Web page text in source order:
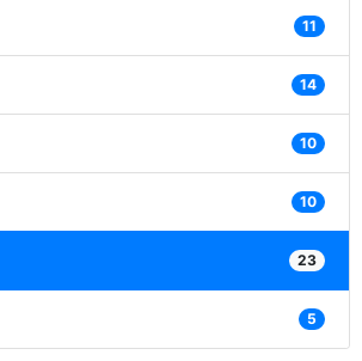
11
14
10
10
23
5